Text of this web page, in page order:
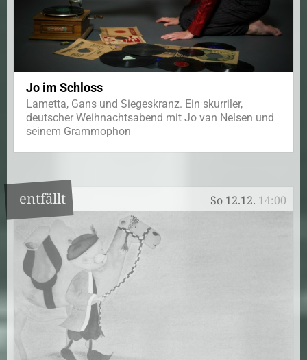
Jo im Schloss
Lametta, Gans und Siegeskranz. Ein skurriler,
deutscher Weihnachtsabend mit Jo van Nelsen und
seinem Grammophon
So 12.12. 14:00
entfällt